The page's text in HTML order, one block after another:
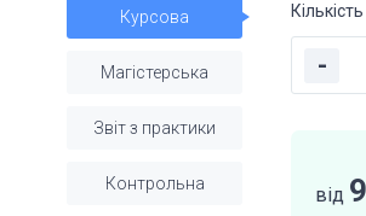
Курсова
Магістерська
Звіт з практики
Контрольна
-
від